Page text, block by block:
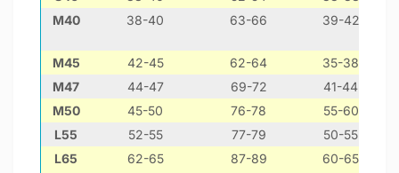
M40
38-40 63-66 39-42
М45 42-45 62-64
35-38
М47
44-47 69-72
41-44
М50
45-50 76-78
55-60
L55
52-55 77-79
50-55
L65
62-65 87-89 60-65